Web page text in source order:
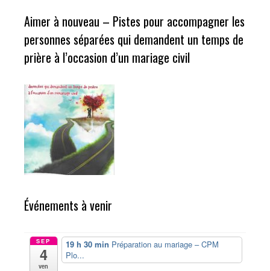
Aimer à nouveau – Pistes pour accompagner les
personnes séparées qui demandent un temps de
prière à l’occasion d’un mariage civil
Événements à venir
SEP
4
ven
19 h 30 min Préparation au mariage – CPM
Plo...